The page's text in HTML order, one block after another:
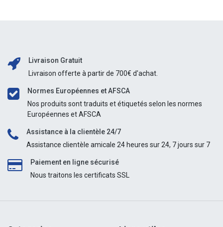
Livraison Gratuit
Livraison offerte à partir de 700€ d'achat.
Normes Européennes et AFSCA
Nos produits sont traduits et étiquetés selon les normes
Européennes et AFSCA
Assistance à la clientèle 24/7
Assistance clientèle amicale 24 heures sur 24, 7 jours sur 7
Paiement en ligne sécurisé
Nous traitons les certificats SSL